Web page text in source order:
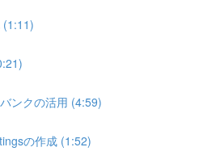
(1:11)
ンクの活用 (4:59)
の作成 (1:52)